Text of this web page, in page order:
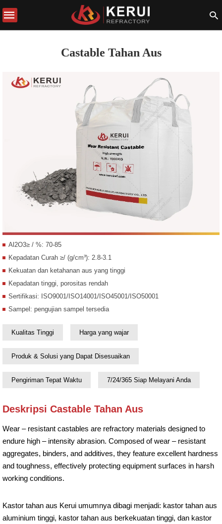
Castable Tahan Aus
Al2O3≥ / %: 70-85
Kepadatan Curah ≥/ (g/cm³): 2.8-3.1
Kekuatan dan ketahanan aus yang tinggi
Kepadatan tinggi, porositas rendah
Sertifikasi: ISO9001/ISO14001/ISO45001/ISO50001
Sampel: pengujian sampel tersedia
Kualitas Tinggi Harga yang wajar
Produk & Solusi yang Dapat Disesuaikan
Pengiriman Tepat Waktu 7/24/365 Siap Melayani Anda
Deskripsi Castable Tahan Aus
Wear – resistant castables are refractory materials designed to
endure high – intensity abrasion. Composed of wear – resistant
aggregates, binders, and additives, they feature excellent hardness
and toughness, effectively protecting equipment surfaces in harsh
working conditions.
Kastor tahan aus Kerui umumnya dibagi menjadi: kastor tahan aus
aluminium tinggi, kastor tahan aus berkekuatan tinggi, dan kastor